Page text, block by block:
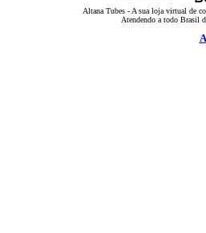
Altana Tubes - A sua loja virtual de
Atendendo a todo Brasil